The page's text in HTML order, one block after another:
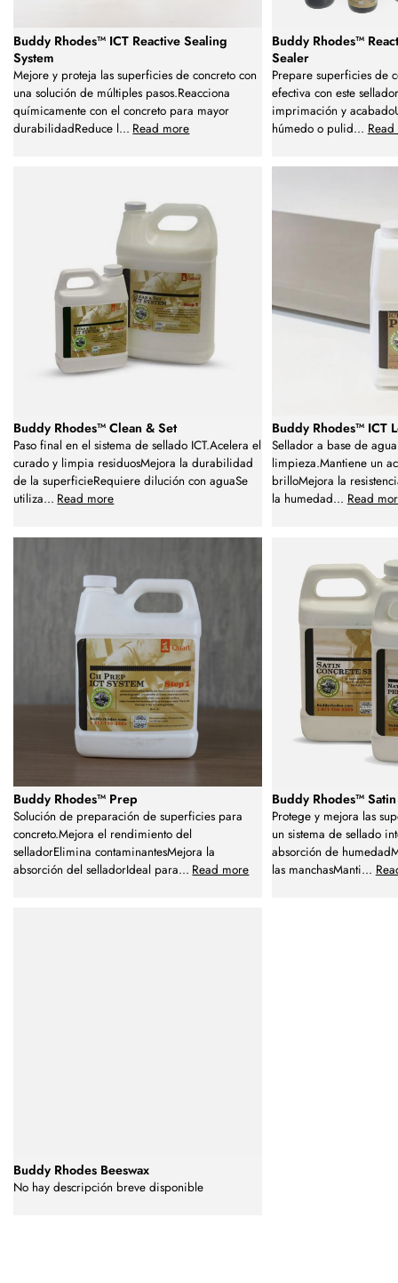
Buddy Rhodes™ ICT Reactive Sealing
System
Mejore y proteja las superficies de concreto con
una solución de múltiples pasos.Reacciona
químicamente con el concreto para mayor
durabilidadReduce l... Read more
Buddy Rhodes™
Sealer
Prepare superficies de
efectiva con este
imprimación y
húmedo o pulid...
Buddy Rhodes™ Clean & Set
Paso final en el sistema de sellado ICT.Acelera el
curado y limpia residuosMejora la durabilidad
de la superficieRequiere dilución con aguaSe
utiliza... Read more
Buddy Rhodes™ ICT
Sellador a base de
limpieza.Mantiene un
brilloMejora la
la humedad... Read
Buddy Rhodes™ Prep
Solución de preparación de superficies para
concreto.Mejora el rendimiento del
selladorElimina contaminantesMejora la
absorción del selladorIdeal para... Read more
Buddy Rhodes™
Protege y mejora las
un sistema de sellado
absorción de
las manchasManti...
Buddy Rhodes Beeswax
No hay descripción breve disponible